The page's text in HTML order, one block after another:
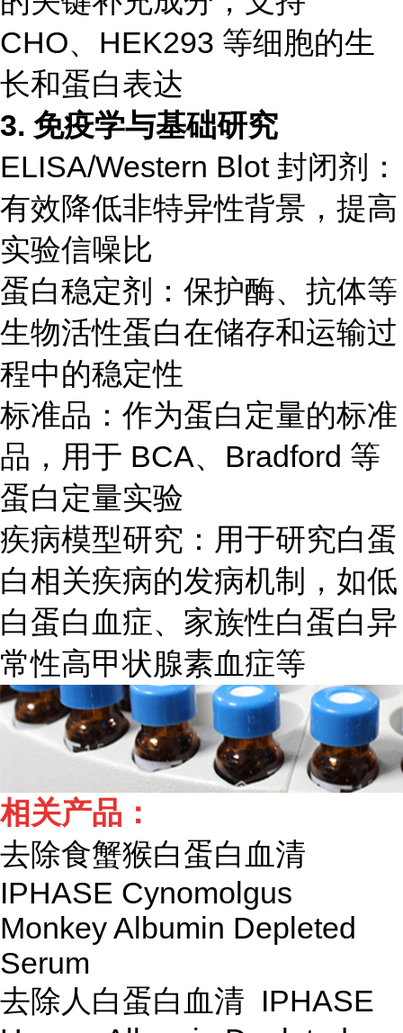
CHO、HEK293 等细胞的生
长和蛋白表达
3. 免疫学与基础研究
ELISA/Western Blot 封闭剂：
有效降低非特异性背景，提高
实验信噪比
蛋白稳定剂：保护酶、抗体等
生物活性蛋白在储存和运输过
程中的稳定性
标准品：作为蛋白定量的标准
品，用于 BCA、Bradford 等
蛋白定量实验
疾病模型研究：用于研究白蛋
白相关疾病的发病机制，如低
白蛋白血症、家族性白蛋白异
常性高甲状腺素血症等
相关产品：
去除食蟹猴白蛋白血清
IPHASE Cynomolgus
Monkey Albumin Depleted
Serum
去除人白蛋白血清 IPHASE